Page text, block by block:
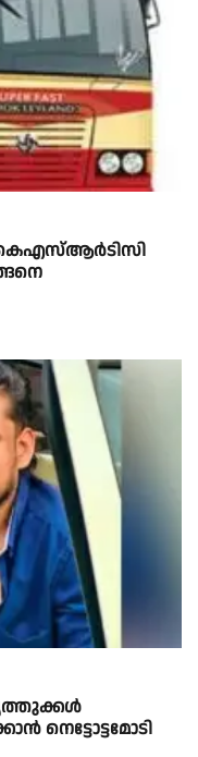
കെഎസ്ആര്‍ടിസി
നെട്ടോട്ടമോടി